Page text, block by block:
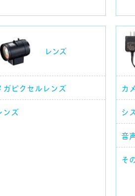
レンズ
ガピクセルレンズ
ンズ
カ
シ
音
そ